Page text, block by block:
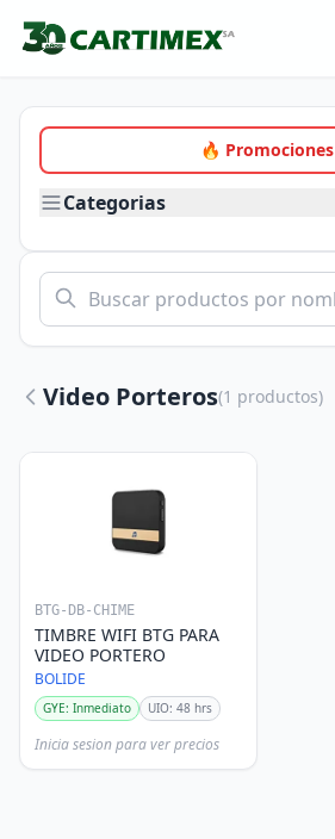
🔥 Promociones
Categorias
Video Porteros(1 productos)
BTG-DB-CHIME
TIMBRE WIFI BTG PARA
VIDEO PORTERO
BOLIDE
GYE: Inmediato UIO: 48 hrs
Inicia sesion para ver precios